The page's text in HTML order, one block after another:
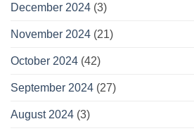
December 2024 (3)
November 2024 (21)
October 2024 (42)
September 2024 (27)
August 2024 (3)